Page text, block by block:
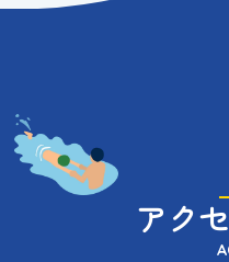
アク